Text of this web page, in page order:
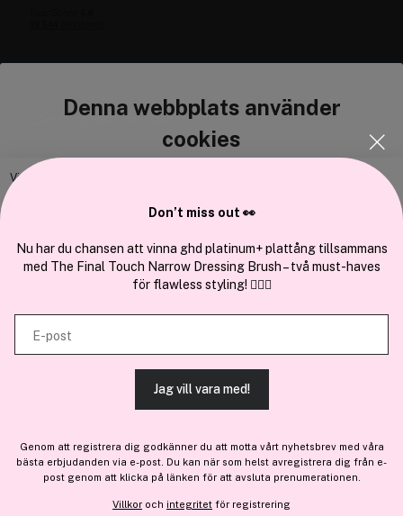
Denna webbplats använder
cookies
Vi använder enhetsidentifierare för att anpassa innehållet och
och annan information från din enhet till de sociala medier och annons-
och analysföretag som vi samarbetar med. Dessa kan i sin tur
kombinera informationen med annan information som du har
tillhandahållit eller som de har samlat in när du har använt deras
tjänster.
TILLÅT ALLA COOKIES
VISA DETALJER
Cocopanda.se
En del avBrandsdal Group AS
Don’t miss out 👀
Nu har du chansen att vinna ghd platinum+ plattång tillsammans
med The Final Touch Narrow Dressing Brush – två must-haves
för flawless styling! 💇‍♀️✨
E-post
Jag vill vara med!
Genom att registrera dig godkänner du att motta vårt nyhetsbrev med våra
bästa erbjudanden via e-post. Du kan när som helst avregistrera dig från e-
post genom att klicka på länken för att avsluta prenumerationen.
Villkor och integritet för registrering